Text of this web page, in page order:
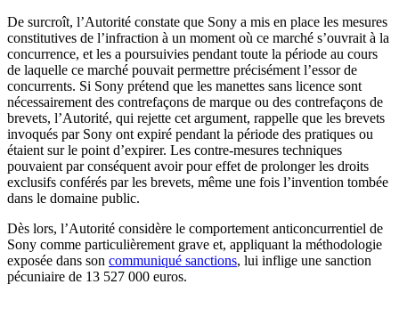
De surcroît, l’Autorité constate que Sony a mis en place les mesures
constitutives de l’infraction à un moment où ce marché s’ouvrait à la
concurrence, et les a poursuivies pendant toute la période au cours
de laquelle ce marché pouvait permettre précisément l’essor de
concurrents. Si Sony prétend que les manettes sans licence sont
nécessairement des contrefaçons de marque ou des contrefaçons de
brevets, l’Autorité, qui rejette cet argument, rappelle que les brevets
invoqués par Sony ont expiré pendant la période des pratiques ou
étaient sur le point d’expirer. Les contre-mesures techniques
pouvaient par conséquent avoir pour effet de prolonger les droits
exclusifs conférés par les brevets, même une fois l’invention tombée
dans le domaine public.
Dès lors, l’Autorité considère le comportement anticoncurrentiel de
Sony comme particulièrement grave et, appliquant la méthodologie
exposée dans son communiqué sanctions, lui inflige une sanction
pécuniaire de 13 527 000 euros.